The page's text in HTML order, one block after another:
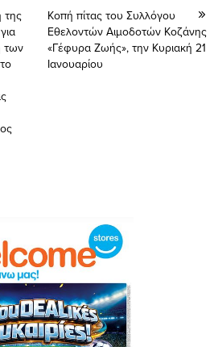
της
των
Kοπή πίτας του Συλλόγου
Εθελοντών Αιμοδοτών Κοζάνης
«Γέφυρα Ζωής», την Κυριακή 21
Ιανουαρίου